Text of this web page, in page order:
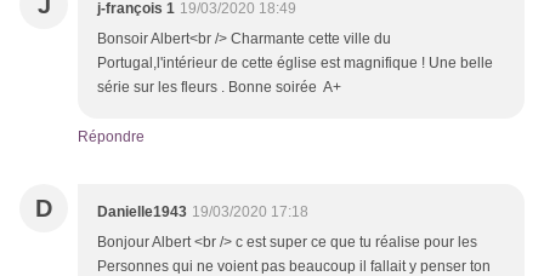
j-françois 1 19/03/2020 18:49
Bonsoir Albert<br /> Charmante cette ville du
Portugal,l'intérieur de cette église est magnifique ! Une belle
série sur les fleurs . Bonne soirée A+
Répondre
D Danielle1943 19/03/2020 17:18
Bonjour Albert <br /> c est super ce que tu réalise pour les
Personnes qui ne voient pas beaucoup il fallait y penser ton